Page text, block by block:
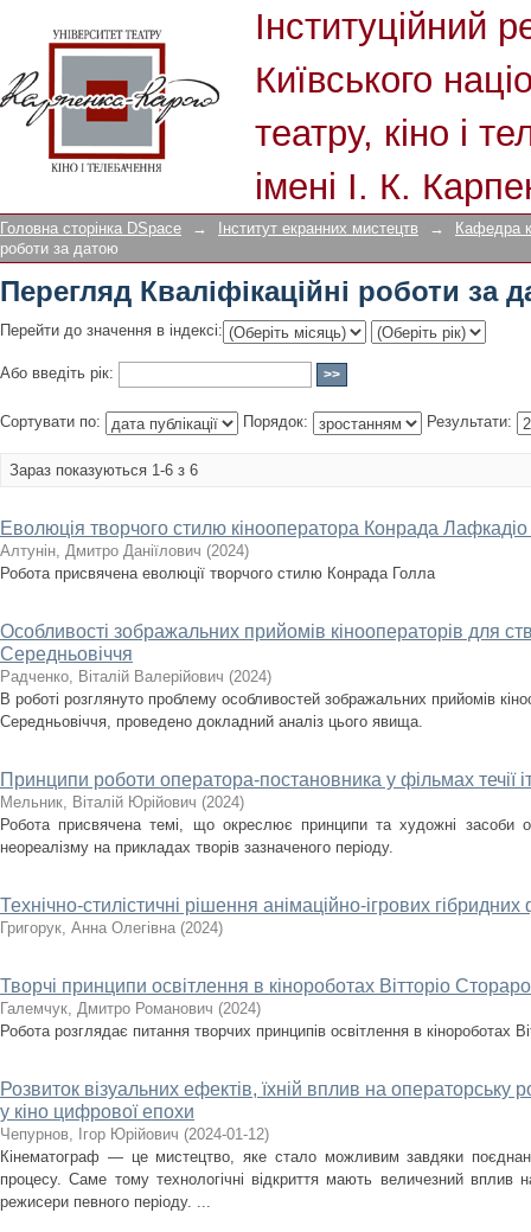
Інституційний
Київського
театру, кіно і
імені І. К.
Перегляд Кваліфікаційні роботи за
Головна сторінка DSpace → Інститут екранних мистецтв →
Кафедра
роботи за датою
Перегляд Кваліфікаційні роботи за
Перейти до значення в індексі:
Або введіть рік:
Сортувати по: Порядок: Результати:
Зараз показуються 1-6 з 6
Еволюція творчого стилю кінооператора Конрада
Алтунін, Дмитро Даніїлович (2024)
Робота присвячена еволюції творчого стилю Конрада Голла
Особливості зображальних прийомів кінооператорів для
Середньовіччя
Радченко, Віталій Валерійович (2024)
В роботі розглянуто проблему особливостей зображальних прийомів
Середньовіччя, проведено докладний аналіз цього явища.
Принципи роботи оператора-постановника у фільмах течії
Мельник, Віталій Юрійович (2024)
Робота присвячена темі, що окреслює принципи та художні засоби
неореалізму на прикладах творів зазначеного періоду.
Технічно-стилістичні рішення анімаційно-ігрових гібридних
Григорук, Анна Олегівна (2024)
Творчі принципи освітлення в кінороботах Вітторіо Стораро
Галемчук, Дмитро Романович (2024)
Робота розглядає питання творчих принципів освітлення в кінороботах
Розвиток візуальних ефектів, їхній вплив на операторську
у кіно цифрової епохи
Чепурнов, Ігор Юрійович (2024-01-12)
Кінематограф — це мистецтво, яке стало можливим завдяки
процесу. Саме тому технологічні відкриття мають величезний вплив
режисери певного періоду. ...